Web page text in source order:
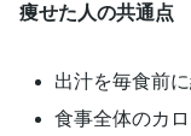
痩せた人の共通点
出汁を毎食前
食事全体のカ